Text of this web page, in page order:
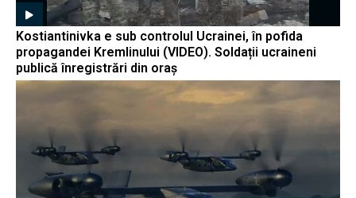
Kostiantinivka e sub controlul Ucrainei, în pofida
propagandei Kremlinului (VIDEO). Soldații ucraineni
publică înregistrări din oraș